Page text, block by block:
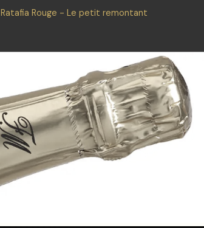
Ratafia Rouge - Le petit remontant